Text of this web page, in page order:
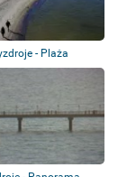
- Plaża